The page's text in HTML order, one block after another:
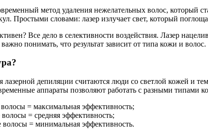
метод удаления нежелательных волос, который
Простыми словами: лазер излучает свет, который
Все дело в селективности воздействия. Лазер
понимать, что результат зависит от типа кожи и волос.
депиляции считаются люди со светлой кожей и
аппараты позволяют работать с разными типами
= максимальная эффективность;
= средняя эффективность;
волосы = минимальная эффективность.